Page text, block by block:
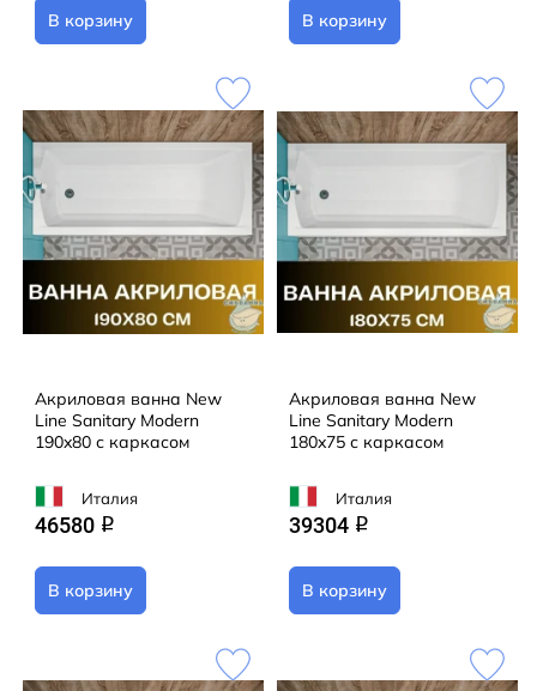
В корзину В корзину
Акриловая ванна New
Line Sanitary Modern
190x80 с каркасом
Италия
46580 q
В корзину
Акриловая ванна New
Line Sanitary Modern
180x75 с каркасом
Италия
39304 q
В корзину